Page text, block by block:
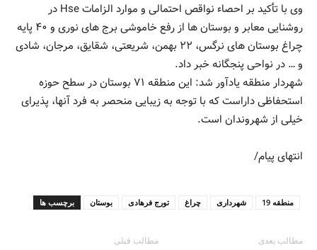
وی با تأکید بر احصاء نواقص احتمالی و موارد الزامات Hse در
روشنایی معابر و بوستان ها از رفع خاموشی برج های نوری و ۴۰ پایه
چراغ بوستان های نرگس، ۲۲ بهمن، شریعتی، شقایق، مرجان، شادی
و … در نواحی پنجگانه خبر داد.
شهردار منطقه یادآور شد: این منطقه ۷۱ بوستان در سطح حوزه
استحفاظی داراست که با توجه به زیبایی منحصر به فرد آنها، پذیرای
خیلی از شهروندان است.
انتهای پیام/
برچسب ها بوستان تورج فرهادی چراغ شهرداری منطقه 19
مطالب قبلی مطالب بعدی